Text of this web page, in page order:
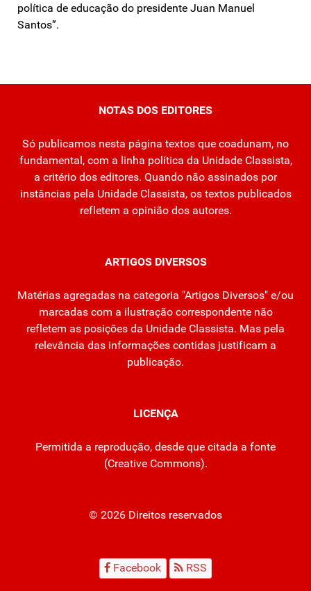
política de educação do presidente Juan Manuel
Santos”.
NOTAS DOS EDITORES
Só publicamos nesta página textos que coadunam, no
fundamental, com a linha política da Unidade Classista,
a critério dos editores. Quando não assinados por
instâncias pela Unidade Classista, os textos publicados
refletem a opinião dos autores.
ARTIGOS DIVERSOS
Matérias agregadas na categoria "Artigos Diversos" e/ou
marcadas com a ilustração correspondente não
refletem as posições da Unidade Classista. Mas pela
relevância das informações contidas justificam a
publicação.
LICENÇA
Permitida a reprodução, desde que citada a fonte
(Creative Commons).
© 2026 Direitos reservados
Facebook RSS